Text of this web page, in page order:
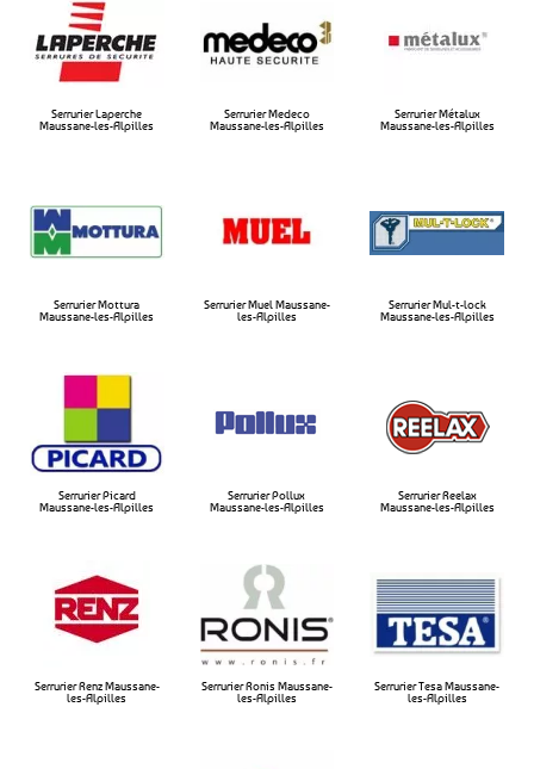
Serrurier Laperche
Maussane-les-Alpilles​
Serrurier Medeco
Maussane-les-Alpilles​
Serrurier Métalux
Maussane-les-Alpilles​
Serrurier Mottura
Maussane-les-Alpilles​
Serrurier Muel Maussane-
les-Alpilles​
Serrurier Mul-t-lock
Maussane-les-Alpilles​
Serrurier Picard
Maussane-les-Alpilles
Serrurier Pollux
Maussane-les-Alpilles​
Serrurier Reelax
Maussane-les-Alpilles​
Serrurier Renz Maussane-
les-Alpilles
Serrurier Ronis Maussane-
les-Alpilles
Serrurier Tesa Maussane-
les-Alpilles